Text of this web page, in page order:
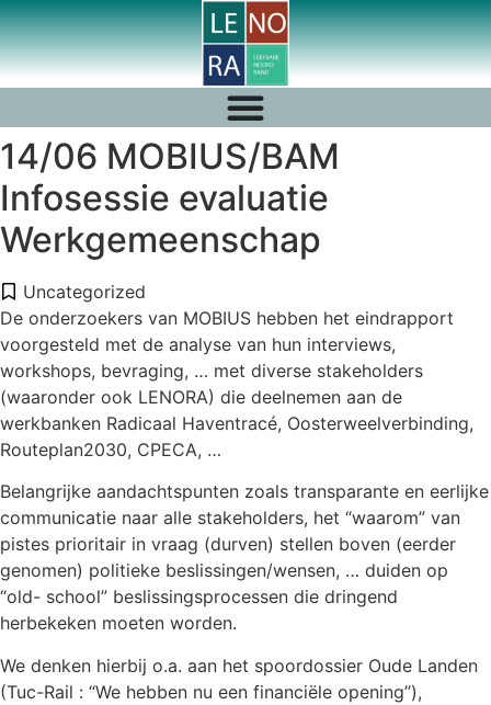
14/06 MOBIUS/BAM
Infosessie evaluatie
Werkgemeenschap
Uncategorized
De onderzoekers van MOBIUS hebben het eindrapport
voorgesteld met de analyse van hun interviews,
workshops, bevraging, … met diverse stakeholders
(waaronder ook LENORA) die deelnemen aan de
werkbanken Radicaal Haventracé, Oosterweelverbinding,
Routeplan2030, CPECA, …
Belangrijke aandachtspunten zoals transparante en eerlijke
communicatie naar alle stakeholders, het “waarom” van
pistes prioritair in vraag (durven) stellen boven (eerder
genomen) politieke beslissingen/wensen, … duiden op
“old- school” beslissingsprocessen die dringend
herbekeken moeten worden.
We denken hierbij o.a. aan het spoordossier Oude Landen
(Tuc-Rail : “We hebben nu een financiële opening”),